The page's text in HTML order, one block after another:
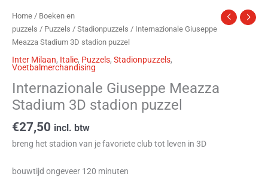
Home / Boeken en
puzzels / Puzzels / Stadionpuzzels / Internazionale Giuseppe
Meazza Stadium 3D stadion puzzel
Inter Milaan, Italie, Puzzels, Stadionpuzzels,
Voetbalmerchandising
Internazionale Giuseppe Meazza
Stadium 3D stadion puzzel
€27,50 incl. btw
breng het stadion van je favoriete club tot leven in 3D
bouwtijd ongeveer 120 minuten